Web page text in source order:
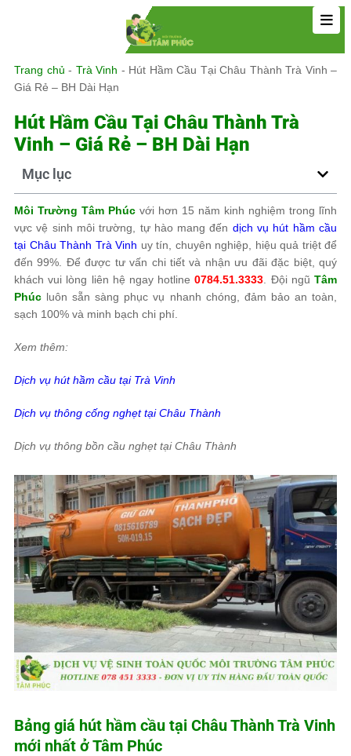
Trang chủ - Trà Vinh - Hút Hầm Cầu Tại Châu Thành Trà Vinh –
Giá Rẻ – BH Dài Hạn
Hút Hầm Cầu Tại Châu Thành Trà
Vinh – Giá Rẻ – BH Dài Hạn
Mục lục
Môi Trường Tâm Phúc với hơn 15 năm kinh nghiệm trong lĩnh
vực vệ sinh môi trường, tự hào mang đến dịch vụ hút hầm cầu
tại Châu Thành Trà Vinh uy tín, chuyên nghiệp, hiệu quả triệt để
đến 99%. Để được tư vấn chi tiết và nhận ưu đãi đặc biệt, quý
khách vui lòng liên hệ ngay hotline0784.51.3333 . Đội ngũTâm
Phúc luôn sẵn sàng phục vụ nhanh chóng, đảm bảo an toàn,
sạch 100% và minh bạch chi phí.
Xem thêm:
Dịch vụ hút hầm cầu tại Trà Vinh
Dịch vụ thông cống nghẹt tại Châu Thành
Dịch vụ thông bồn cầu nghẹt tại Châu Thành
Bảng giá hút hầm cầu tại Châu Thành Trà Vinh
mới nhất ởTâm Phúc